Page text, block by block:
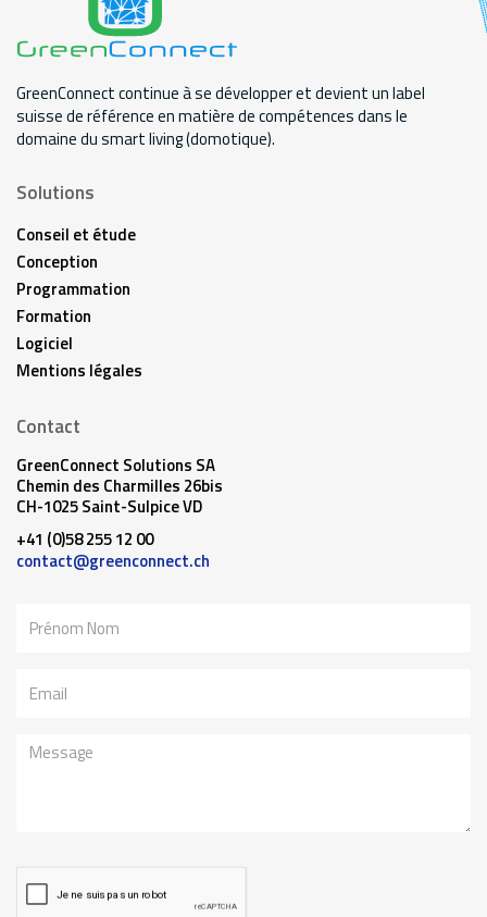
GreenConnect continue à se développer et devient un label
suisse de référence en matière de compétences dans le
domaine du smart living (domotique).
Solutions
Conseil et étude
Conception
Programmation
Formation
Logiciel
Mentions légales
Contact
GreenConnect Solutions SA
Chemin des Charmilles 26bis
CH-1025 Saint-Sulpice VD
+41 (0)58 255 12 00
contact@greenconnect.ch
Message